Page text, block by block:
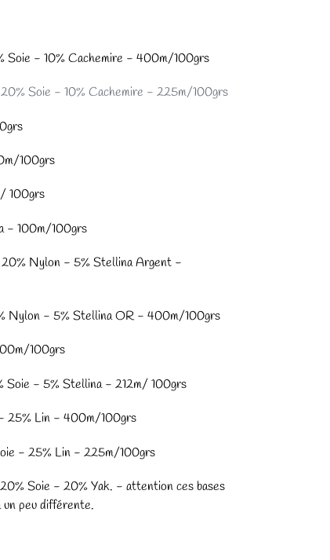
Soie - 10% Cachemire - 400m/100grs
Soie - 10% Cachemire - 225m/100grs
100grs
100grs
- 100m/100grs
Nylon - 5% Stellina Argent -
Nylon - 5% Stellina OR - 400m/100grs
100grs
Soie - 5% Stellina - 212m/ 100grs
25% Lin - 400m/100grs
- 25% Lin - 225m/100grs
Soie - 20% Yak. - attention ces bases
un peu différente.